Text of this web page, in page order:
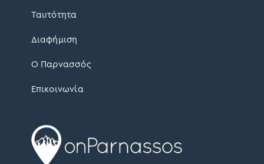
Ταυτότητα
Διαφήμιση
Ο Παρνασσός
Επικοινωνία